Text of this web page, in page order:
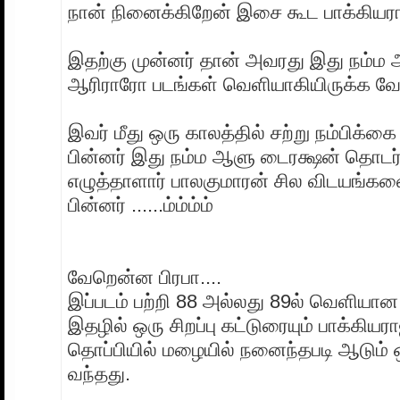
நான் நினைக்கிறேன் இசை கூட
இதற்கு முன்னர் தான் அவரது இது
ஆரிராரோ படங்கள் வெளியாகியிருக்க
இவர் மீது ஒரு காலத்தில் சற்று நம்பிக்கை
பின்னர் இது நம்ம ஆளு டைரக்ஷன்
எழுத்தாளார் பாலகுமாரன் சில
பின்னர் ......ம்ம்ம்ம்
வேறென்ன பிரபா....
இப்படம் பற்றி 88 அல்லது 89ல்
இதழில் ஒரு சிறப்பு கட்டுரையும்
தொப்பியில் மழையில் நனைந்தபடி ஆடும்
வந்தது.